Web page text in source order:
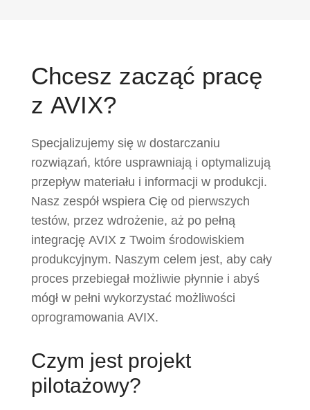
Chcesz zacząć pracę
z AVIX?
Specjalizujemy się w dostarczaniu
rozwiązań, które usprawniają i optymalizują
przepływ materiału i informacji w produkcji.
Nasz zespół wspiera Cię od pierwszych
testów, przez wdrożenie, aż po pełną
integrację AVIX z Twoim środowiskiem
produkcyjnym. Naszym celem jest, aby cały
proces przebiegał możliwie płynnie i abyś
mógł w pełni wykorzystać możliwości
oprogramowania AVIX.
Czym jest projekt
pilotażowy?